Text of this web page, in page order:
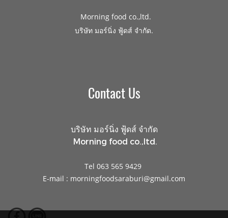
Morning food co.,ltd.
บริษัท มอร์นิ่ง ฟู้ดส์ จำกัด.
Contact Us
บริษัท มอร์นิ่ง ฟู้ดส์ จำกัด
Morning food co.,ltd.
Tel 063 565 9429
E-mail : morningfoodsaraburi@gmail.com